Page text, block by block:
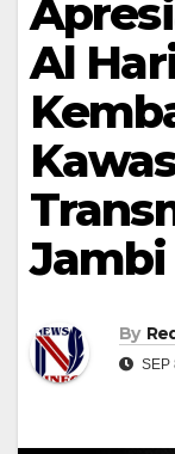
Al
Jambi
By
SEP